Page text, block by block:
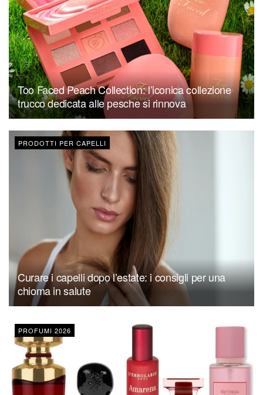
Too Faced Peach Collection: l’iconica collezione
trucco dedicata alle pesche si rinnova
PRODOTTI PER CAPELLI
Curare i capelli dopo l’estate: i consigli per una
chioma in salute
PROFUMI 2026